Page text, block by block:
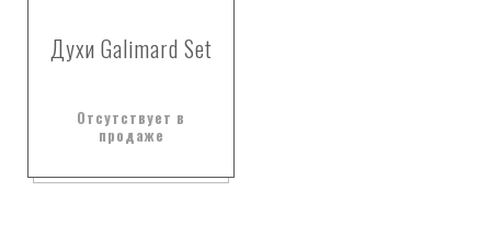
Духи Galimard Set
Отсутствует в
продаже